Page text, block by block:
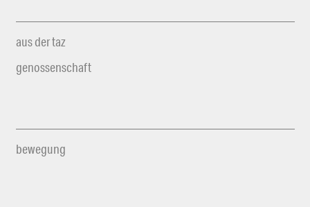
aus der taz
genossenschaft
bewegung